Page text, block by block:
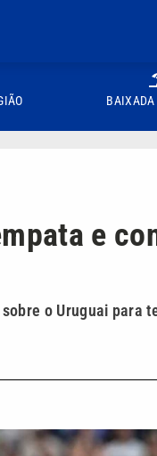
BAIXADA
e
o Uruguai para